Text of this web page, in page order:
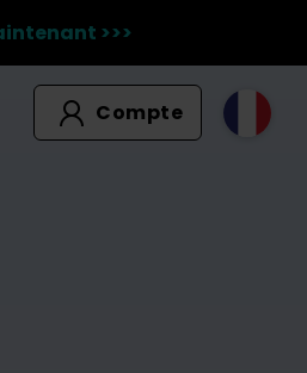
>>>
Compte